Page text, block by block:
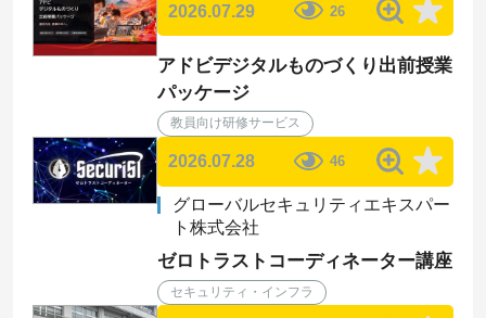
2026.07.29 26
教員向け研修サービス
アドビデジタルものづくり出前授業
パッケージ
2026.07.28 46
グローバルセキュリティエキスパー
ト株式会社
セキュリティ・インフラ
ゼロトラストコーディネーター講座